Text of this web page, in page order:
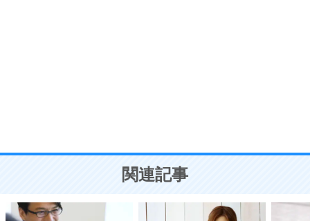
ことが大切。
関連記事